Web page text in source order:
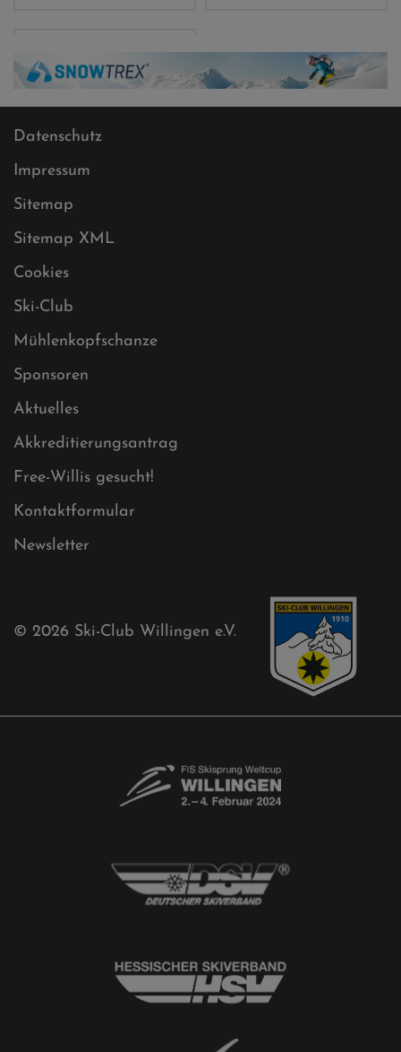
Datenschutz
Impressum
Sitemap
Sitemap XML
Cookies
Ski-Club
Mühlenkopfschanze
Sponsoren
Aktuelles
Akkreditierungsantrag